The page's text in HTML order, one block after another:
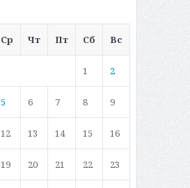
Ср Чт Пт Сб Вс
1 2
5 6 7 8 9
12 13 14 15 16
19 20 21 22 23